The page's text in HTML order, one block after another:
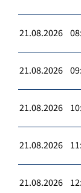
21.08.2026
21.08.2026
21.08.2026
21.08.2026
21.08.2026